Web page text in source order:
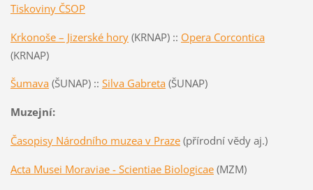
Tiskoviny ČSOP
Krkonoše – Jizerské hory(KRNAP) :: Opera Corcontica
(KRNAP)
Šumava(ŠUNAP) :: Silva Gabreta(ŠUNAP)
Muzejní:
Časopisy Národního muzea v Praze(přírodní vědy aj.)
Acta Musei Moraviae - Scientiae Biologicae(MZM)